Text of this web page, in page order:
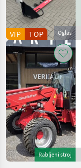
Oglas
VIP TOP
Rabljeni stroj